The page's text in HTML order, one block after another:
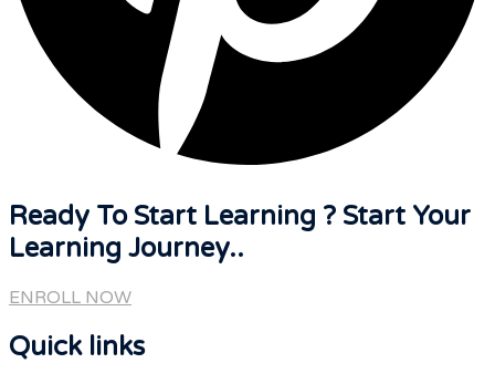
Ready To Start Learning ? Start Your
Learning Journey..
ENROLL NOW
Quick links